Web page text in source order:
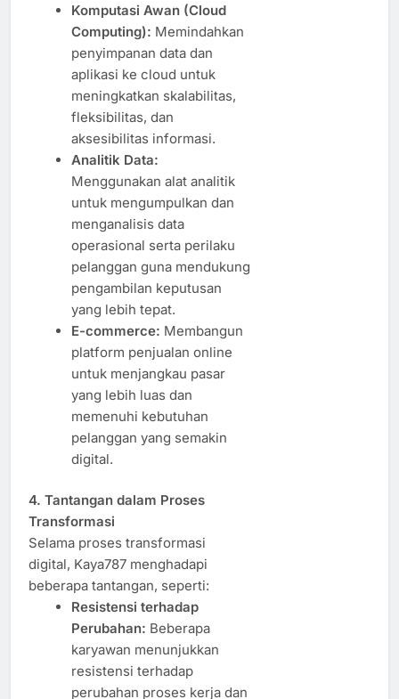
Komputasi Awan (Cloud
Computing): Memindahkan
penyimpanan data dan
aplikasi ke cloud untuk
meningkatkan skalabilitas,
fleksibilitas, dan
aksesibilitas informasi.
Analitik Data:
Menggunakan alat analitik
untuk mengumpulkan dan
menganalisis data
operasional serta perilaku
pelanggan guna mendukung
pengambilan keputusan
yang lebih tepat.
E-commerce: Membangun
platform penjualan online
untuk menjangkau pasar
yang lebih luas dan
memenuhi kebutuhan
pelanggan yang semakin
digital.
4. Tantangan dalam Proses
Transformasi
Selama proses transformasi
digital, Kaya787 menghadapi
beberapa tantangan, seperti:
Resistensi terhadap
Perubahan: Beberapa
karyawan menunjukkan
resistensi terhadap
perubahan proses kerja dan